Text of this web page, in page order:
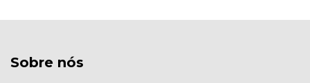
Sobre nós